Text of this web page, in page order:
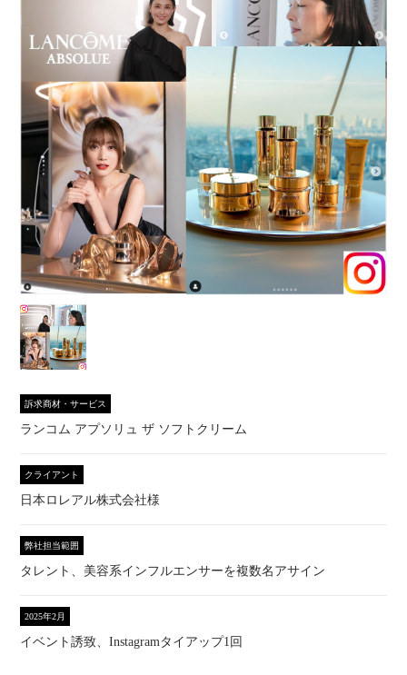
訴求商材・サービス
ランコム アプソリュ ザ ソフトクリーム
クライアント
日本ロレアル株式会社様
弊社担当範囲
タレント、美容系インフルエンサーを複数名アサイン
2025年2月
イベント誘致、Instagramタイアップ1回